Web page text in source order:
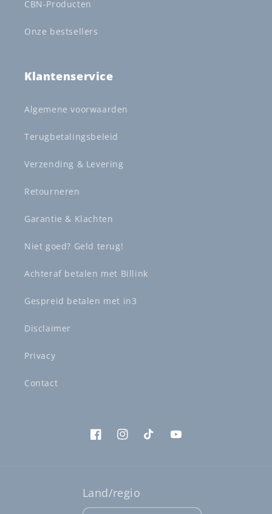
CBN-Producten
Onze bestsellers
Klantenservice
Algemene voorwaarden
Terugbetalingsbeleid
Verzending & Levering
Retourneren
Garantie & Klachten
Niet goed? Geld terug!
Achteraf betalen met Billink
Gespreid betalen met in3
Disclaimer
Privacy
Contact
FacebookInstagramTikTokYouTube
Land/regio